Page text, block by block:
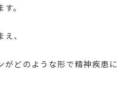
。
、
がどのような形で精神疾患に